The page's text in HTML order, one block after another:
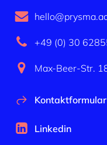
+49 (0) 30
Max-Beer-Str.
Kontaktformular
Linkedin